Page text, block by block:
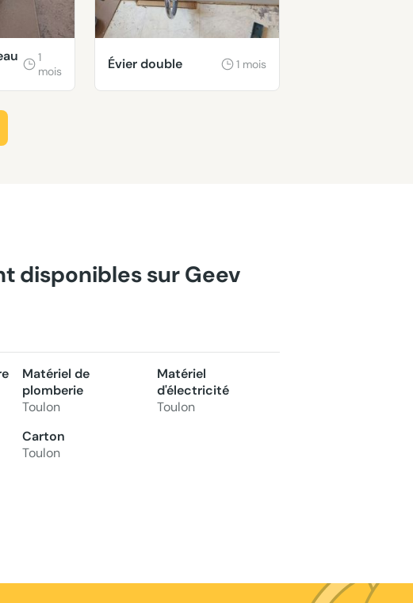
1
mois
Évier double 1 mois
disponibles sur Geev
Matériel de
plomberie
Toulon
Matériel
d'électricité
Toulon
Carton
Toulon